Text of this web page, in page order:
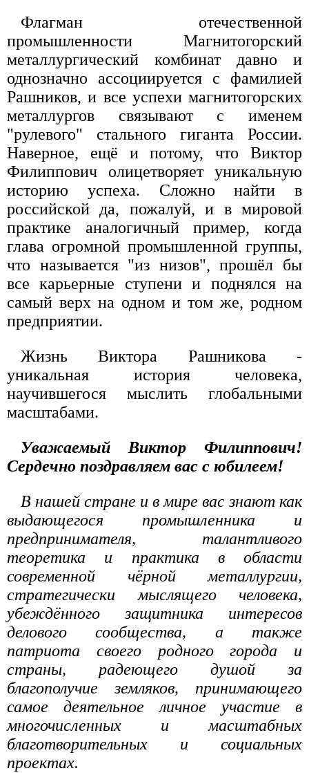
Флагман отечественной
промышленности Магнитогорский
металлургический комбинат давно и
однозначно ассоциируется с фамилией
Рашников, и все успехи магнитогорских
металлургов связывают с именем
"рулевого" стального гиганта России.
Наверное, ещё и потому, что Виктор
Филиппович олицетворяет уникальную
историю успеха. Сложно найти в
российской да, пожалуй, и в мировой
практике аналогичный пример, когда
глава огромной промышленной группы,
что называется "из низов", прошёл бы
все карьерные ступени и поднялся на
самый верх на одном и том же, родном
предприятии.
Жизнь Виктора Рашникова -
уникальная история человека,
научившегося мыслить глобальными
масштабами.
Уважаемый Виктор Филиппович!
Сердечно поздравляем вас с юбилеем!
В нашей стране и в мире вас знают как
выдающегося промышленника и
предпринимателя, талантливого
теоретика и практика в области
современной чёрной металлургии,
стратегически мыслящего человека,
убеждённого защитника интересов
делового сообщества, а также
патриота своего родного города и
страны, радеющего душой за
благополучие земляков, принимающего
самое деятельное личное участие в
многочисленных и масштабных
благотворительных и социальных
проектах.